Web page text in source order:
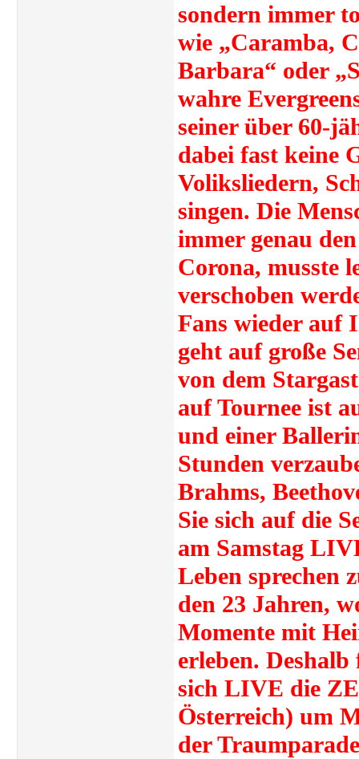
sondern immer
wie „Caramba,
Barbara“ oder
wahre
seiner über 60-
dabei fast keine
Voliksliedern,
singen. Die
immer genau
Corona, musste
verschoben
Fans wieder auf
geht auf große
von dem
auf Tournee ist
und einer
Stunden
Brahms,
Sie sich auf die
am Samstag
Leben sprechen
den 23 Jahren,
Momente mit
erleben. Deshalb
sich LIVE die
Österreich) um
der